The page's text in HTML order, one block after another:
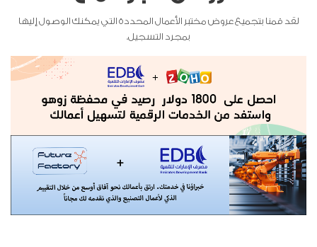
لقد قمنا بتجميع عروض مختبر الأعمال المحددة التي يمكنك الوصول إليها
بمجرد التسجيل.